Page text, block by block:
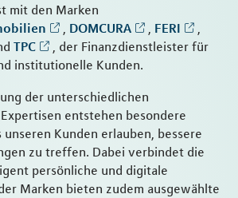
mit den Marken
DOMCURA FERI
TPC
, der Finanzdienstleister für
institutionelle Kunden.
der unterschiedlichen
entstehen besondere
Kunden erlauben, bessere
zu treffen. Dabei verbindet die
persönliche und digitale
Marken bieten zudem ausgewählte